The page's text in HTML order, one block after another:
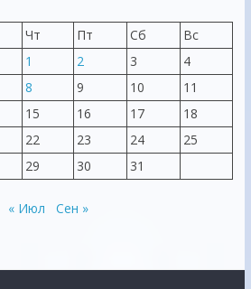
Чт Пт Сб
Вс
1
2 3
4
8 9 10
11
15 16 17
18
22 23 24
25
29 30 31
« Июл Сен »